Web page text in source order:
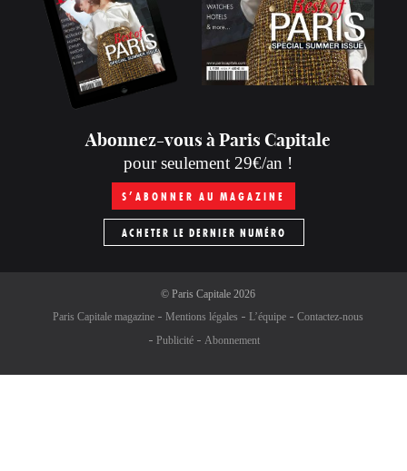
Abonnez-vous à Paris Capitale
pour seulement 29€/an !
S’ABONNER AU MAGAZINE
ACHETER LE DERNIER NUMÉRO
© Paris Capitale2026
Paris Capitale magazine
Mentions légales L’équipe
Contactez-nous
Publicité
Abonnement